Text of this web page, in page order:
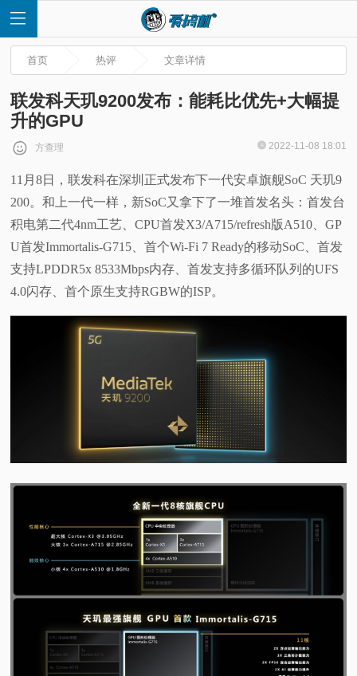
首
页
快
讯
科
首页 热评 文章详情
联发科天玑9200发布：能耗比优先+大幅提
升的GPU
方查理 2022-11-08 18:01
11月8日，联发科在深圳正式发布下一代安卓旗舰SoC 天玑9
200。和上一代一样，新SoC又拿下了一堆首发名头：首发台
积电第二代4nm工艺、CPU首发X3/A715/refresh版A510、GP
U首发Immortalis-G715、首个Wi-Fi 7 Ready的移动SoC、首发
支持LPDDR5x 8533Mbps内存、首发支持多循环队列的UFS
4.0闪存、首个原生支持RGBW的ISP。